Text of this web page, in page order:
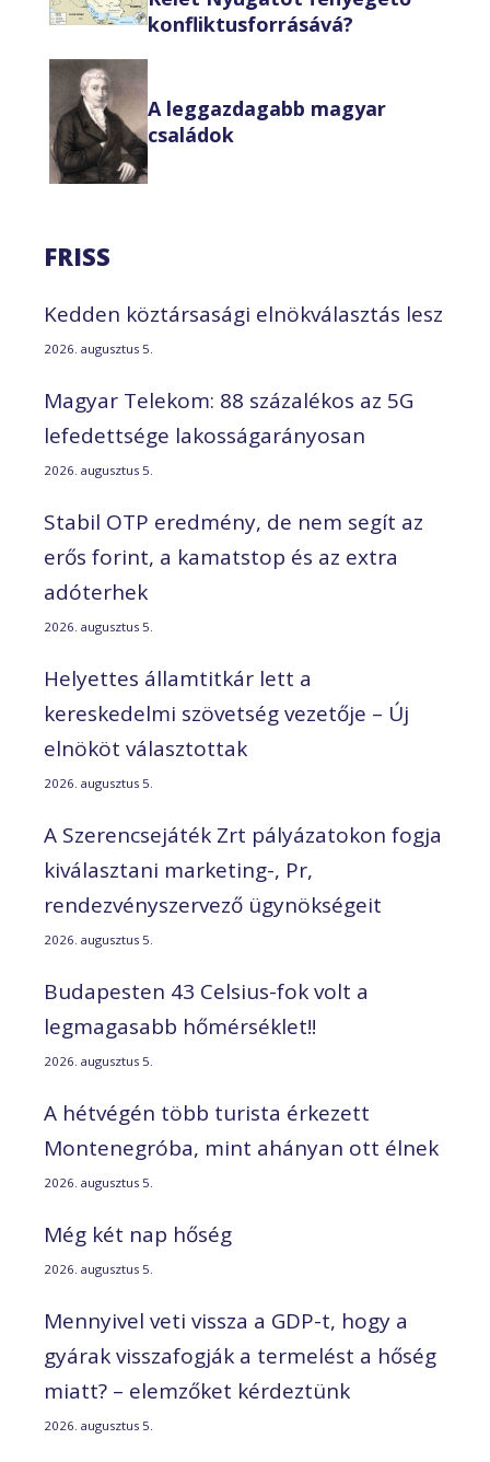
konfliktusforrásává?
A leggazdagabb magyar
családok
FRISS
Kedden köztársasági elnökválasztás lesz
2026. augusztus 5.
Magyar Telekom: 88 százalékos az 5G
lefedettsége lakosságarányosan
2026. augusztus 5.
Stabil OTP eredmény, de nem segít az
erős forint, a kamatstop és az extra
adóterhek
2026. augusztus 5.
Helyettes államtitkár lett a
kereskedelmi szövetség vezetője – Új
elnököt választottak
2026. augusztus 5.
A Szerencsejáték Zrt pályázatokon fogja
kiválasztani marketing-, Pr,
rendezvényszervező ügynökségeit
2026. augusztus 5.
Budapesten 43 Celsius-fok volt a
legmagasabb hőmérséklet!!
2026. augusztus 5.
A hétvégén több turista érkezett
Montenegróba, mint ahányan ott élnek
2026. augusztus 5.
Még két nap hőség
2026. augusztus 5.
Mennyivel veti vissza a GDP-t, hogy a
gyárak visszafogják a termelést a hőség
miatt? – elemzőket kérdeztünk
2026. augusztus 5.